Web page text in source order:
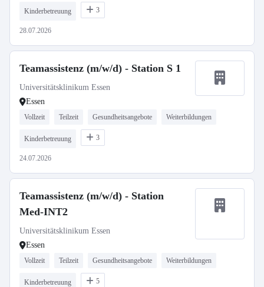
Kinderbetreuung 3
28.07.2026
Teamassistenz (m/w/d) - Station S 1
Universitätsklinikum Essen
Essen
Vollzeit Teilzeit Gesundheitsangebote Weiterbildungen
Kinderbetreuung 3
24.07.2026
Teamassistenz (m/w/d) - Station
Med-INT2
Universitätsklinikum Essen
Essen
Vollzeit Teilzeit Gesundheitsangebote Weiterbildungen
Kinderbetreuung 5